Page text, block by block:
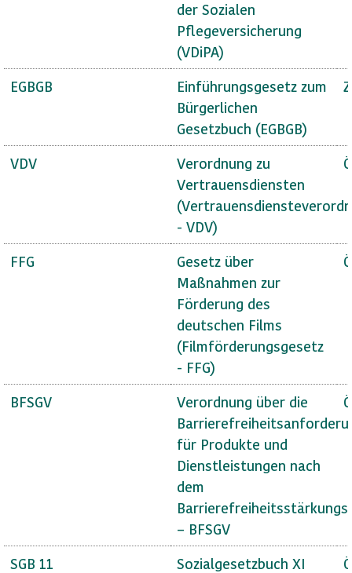
der Sozialen
Pflegeversicherung
(VDiPA)
EGBGB
Einführungsgesetz zum
Bürgerlichen
Gesetzbuch (EGBGB)
VDV
Verordnung zu
Vertrauensdiensten
- VDV)
FFG
Gesetz über
Maßnahmen zur
Förderung des
deutschen Films
(Filmförderungsgesetz
- FFG)
BFSGV
Verordnung über die
für Produkte und
Dienstleistungen nach
dem
– BFSGV
SGB 11
Sozialgesetzbuch XI